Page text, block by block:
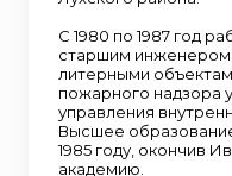
С 1980 по 1987 год
старшим инженером
литерными
пожарного надзора
управления
Высшее
1985 году, окончив
академию.